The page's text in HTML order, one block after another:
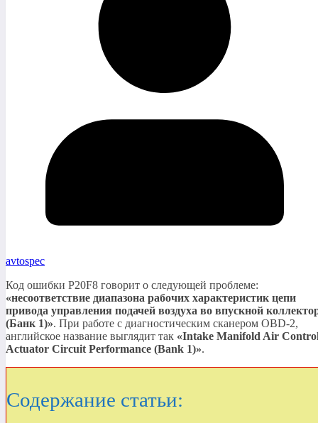
avtospec
Код ошибки P20F8 говорит о следующей проблеме:
«несоответствие диапазона рабочих характеристик цепи
привода управления подачей воздуха во впускной
(Банк 1)». При работе с диагностическим сканером OBD-2,
английское название выглядит так «Intake Manifold Air
Actuator Circuit Performance (Bank 1)».
Содержание статьи: